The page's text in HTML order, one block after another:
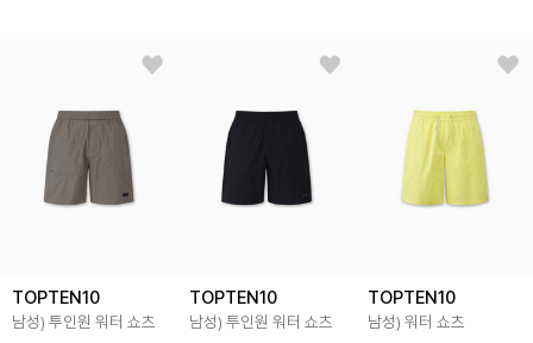
TOPTEN10
남성) 투인원 워터 쇼츠
TOPTEN10
남성) 투인원 워터 쇼츠
TOPTEN10
남성) 워터 쇼츠